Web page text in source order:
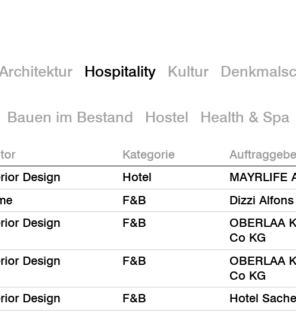
Hospitality Kultur
Bauen im Bestand Hostel Health & Spa
Kategorie
Design Hotel MAYRLIFE
F&B Dizzi Alfons
Design F&B
OBERLAA
Co KG
Design F&B
OBERLAA
Co KG
Design F&B Hotel